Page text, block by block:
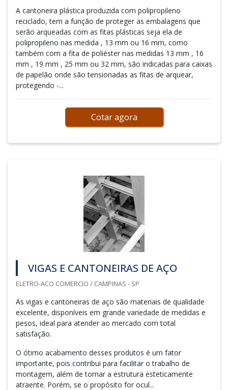
A cantoneira plástica produzida com polipropileno
reciclado, tem a função de proteger as embalagens que
serão arqueadas com as fitas plásticas seja ela de
polipropileno nas medida , 13 mm ou 16 mm, como
também com a fita de poliéster nas medidas 13 mm , 16
mm , 19 mm , 25 mm ou 32 mm, são indicadas para caixas
de papelão onde são tensionadas as fitas de arquear,
protegendo -...
Cotar agora
VIGAS E CANTONEIRAS DE AÇO
ELETRO-ACO COMERCIO / CAMPINAS - SP
As vigas e cantoneiras de aço são materiais de qualidade
excelente, disponíveis em grande variedade de medidas e
pesos, ideal para atender ao mercado com total
satisfação.
O ótimo acabamento desses produtos é um fator
importante, pois contribui para facilitar o trabalho de
montagem, além de tornar a estrutura esteticamente
atraente. Porém, se o propósito for ocul...